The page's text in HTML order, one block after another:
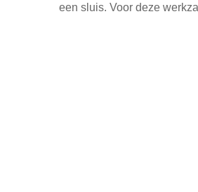
een sluis. Voor deze